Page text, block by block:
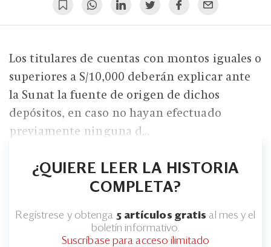
Sectores y Empresas
Economía y Finanzas
Legal y Política
Eventos
Ranking CEO
Los titulares de cuentas con montos iguales o
superiores a S/10,000 deberán explicar ante
la Sunat la fuente de origen de dichos
depósitos, en caso no hayan efectuado
previamente ninguna d...
¿QUIERE LEER LA HISTORIA
COMPLETA?
Regístrese y obtenga 5 artículos gratis al mes y el
boletín informativo.
Suscríbase para acceso ilimitado